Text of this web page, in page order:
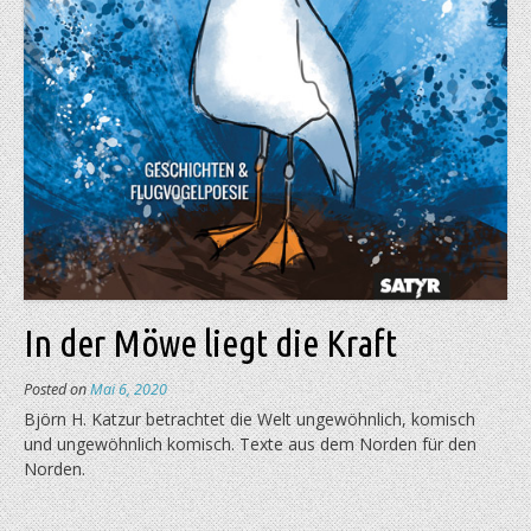
In der Möwe liegt die Kraft
Posted onMai 6, 2020
Björn H. Katzur betrachtet die Welt ungewöhnlich, komisch
und ungewöhnlich komisch. Texte aus dem Norden für den
Norden.